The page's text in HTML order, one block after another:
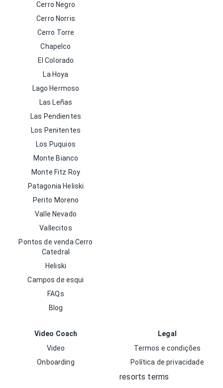
Cerro Negro
Cerro Norris
Cerro Torre
Chapelco
El Colorado
La Hoya
Lago Hermoso
Las Leñas
Las Pendientes
Los Penitentes
Los Puquios
Monte Bianco
Monte Fitz Roy
Patagonia Heliski
Perito Moreno
Valle Nevado
Vallecitos
Pontos de venda Cerro
Catedral
Heliski
Campos de esqui
FAQs
Blog
Video Coach
Video
Onboarding
Legal
Termos e condições
Política de privacidade
resorts terms